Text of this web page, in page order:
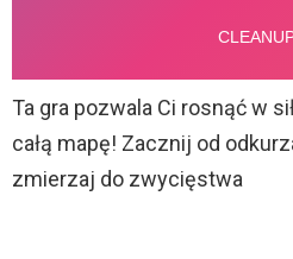
Ta gra pozwala Ci rosnąć w
całą mapę! Zacznij od
zmierzaj do zwycięstwa